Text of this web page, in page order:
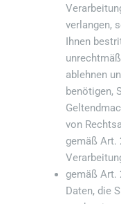
verlangen,
Ihnen
ablehnen
benötigen,
von
gemäß Art.
gemäß Art.
Daten, die